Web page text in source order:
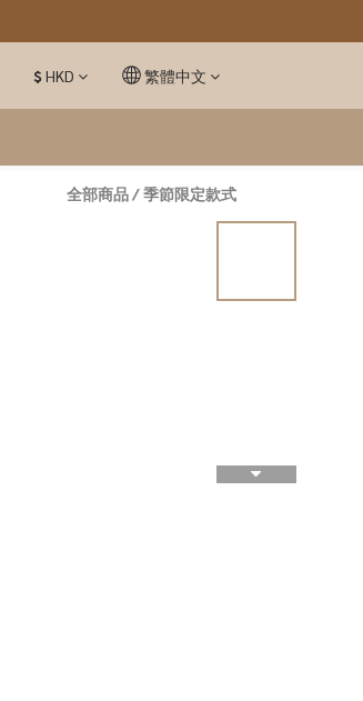
$HKD 繁體中文
全部商品/季節限定款式